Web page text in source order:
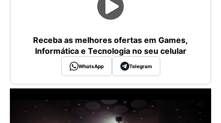
Receba as melhores ofertas em Games,
Informática e Tecnologia no seu celular
WhatsApp Telegram